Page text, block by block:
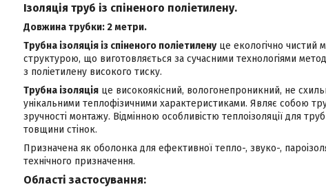
Ізоляція труб із спіненого поліетилену.
Довжина трубки: 2 метри.
Трубна ізоляція із спіненого поліетиленуце екологічно чистий
структурою, що виготовляється за сучасними технологіями
з поліетилену високого тиску.
Трубна ізоляція це високоякісний, вологонепроникний, не
унікальними теплофізичними характеристиками. Являє собою
зручності монтажу. Відмінною особливістю теплоізоляції для
товщини стінок.
Призначена як оболонка для ефективної тепло-, звуко-,
технічного призначення.
Області застосування: